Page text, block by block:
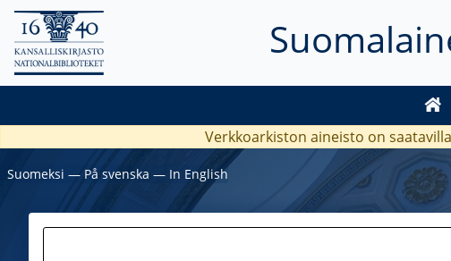
Verkkoarkiston aineisto on
Suomeksi ― På svenska ― In English